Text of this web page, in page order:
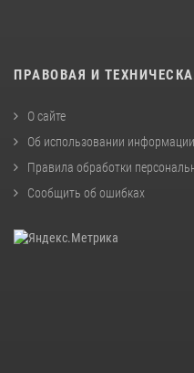
ПРАВОВАЯ И
О сайте
Об использовании
Правила обработки
Сообщить об ошибках